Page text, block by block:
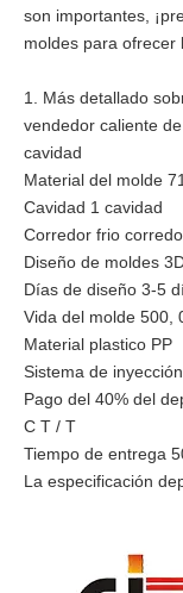
son importantes,
moldes para ofrecer
1. Más detallado
vendedor caliente
cavidad
Material del molde
Cavidad 1 cavidad
Corredor frio
Diseño de moldes
Días de diseño 3-5
Vida del molde 500,
Material plastico PP
Sistema de
Pago del 40% del
C T / T
Tiempo de entrega
La especificación